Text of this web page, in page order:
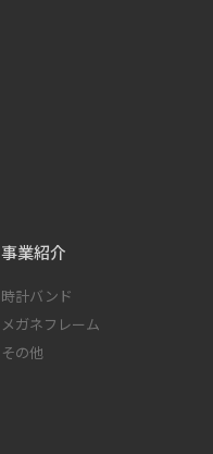
事業紹介
時計バンド
メガネフレーム
その他